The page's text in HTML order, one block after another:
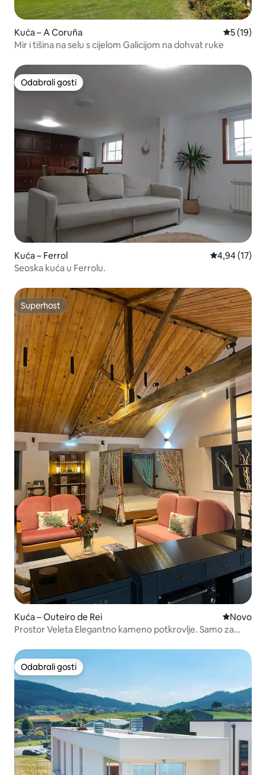
Kuća – A Coruña Prosječna
5 (19)
Mir i tišina na selu s cijelom Galicijom na dohvat ruke
Odabrali gosti
Odabrali gosti
Kuća – Ferrol Prosječna
4,94 (17)
Seoska kuća u Ferrolu.
Superhost
Superhost
Kuća – Outeiro de Rei Novi
Novo
Prostor Veleta Elegantno kameno potkrovlje. Samo za
Odabrali gosti
Odabrali gosti